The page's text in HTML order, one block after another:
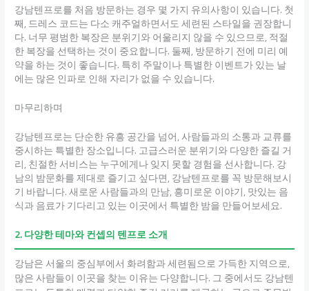
강남텐프로를 처음 방문하는 경우 몇 가지 유의사항이 있습니다. 첫
째, 드레스 코드는 다소 캐주얼하면서도 세련된 스타일을 권장합니
다. 너무 평범한 복장은 분위기와 어울리지 않을 수 있으므로, 적절
한 복장을 선택하는 것이 중요합니다. 둘째, 방문하기 전에 미리 예
약을 하는 것이 좋습니다. 특히 주말이나 특별한 이벤트가 있는 날
에는 많은 인파로 인해 자리가 없을 수 있습니다.
마무리하며
강남텐프로는 단순한 유흥 공간을 넘어, 사람들과의 소통과 교류를
중시하는 특별한 장소입니다. 고급스러운 분위기와 다양한 즐길 거
리, 친절한 서비스는 누구에게나 잊지 못할 경험을 선사합니다. 강
남의 밤문화를 제대로 즐기고 싶다면, 강남텐프로를 꼭 방문해보시
기 바랍니다. 새로운 사람들과의 만남, 흥미로운 이야기, 맛있는 음
식과 음료가 기다리고 있는 이곳에서 특별한 밤을 만들어보세요.
2. 다양한 테마와 컨셉의 텐프로 소개
강남은 서울의 중심부에서 화려함과 세련됨으로 가득한 지역으로,
많은 사람들이 이곳을 찾는 이유는 다양합니다. 그 중에서도 강남텐